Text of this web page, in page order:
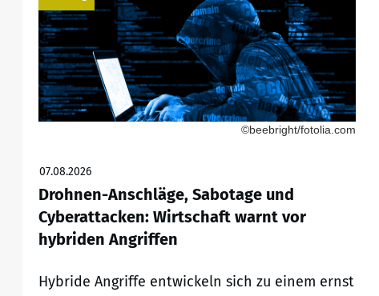
©beebright/fotolia.com
07.08.2026
Drohnen-Anschläge, Sabotage und
Cyberattacken: Wirtschaft warnt vor
hybriden Angriffen
Hybride Angriffe entwickeln sich zu einem ernst